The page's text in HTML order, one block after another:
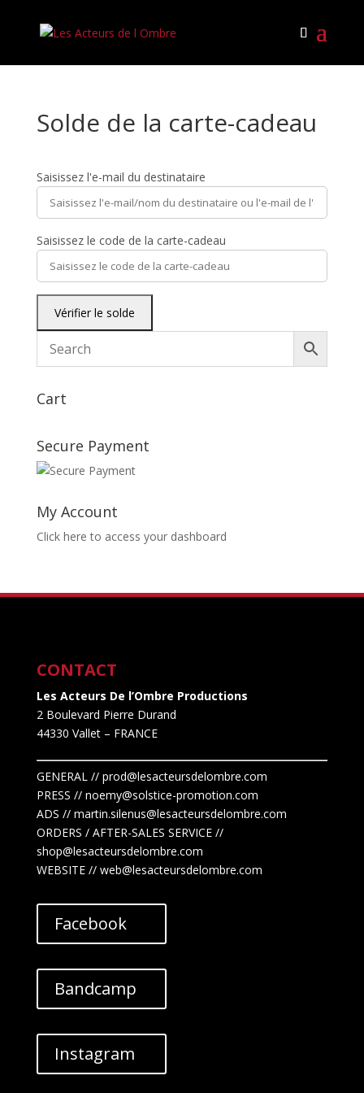
Solde de la carte-cadeau
Saisissez l'e-mail du destinataire
Saisissez le code de la carte-cadeau
Cart
Secure Payment
My Account
Click here to access your dashboard
CONTACT
Les Acteurs De l’Ombre Productions
2 Boulevard Pierre Durand
44330 Vallet– FRANCE
GENERAL // prod@lesacteursdelombre.com
PRESS // noemy@solstice-promotion.com
ADS // martin.silenus@lesacteursdelombre.com
ORDERS / AFTER-SALES SERVICE //
shop@lesacteursdelombre.com
WEBSITE // web@lesacteursdelombre.com
Facebook
Bandcamp
Instagram